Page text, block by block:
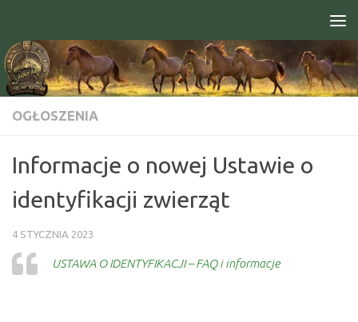
Open toolbar
OGŁOSZENIA
Informacje o nowej Ustawie o
identyfikacji zwierząt
4 STYCZNIA 2023
USTAWA O IDENTYFIKACJI – FAQ i informacje